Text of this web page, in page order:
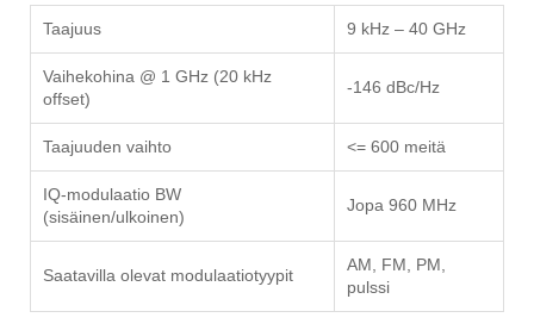
Taajuus 9 kHz – 40 GHz
Vaihekohina @ 1 GHz (20 kHz
offset)
-146 dBc/Hz
Taajuuden vaihto <= 600 meitä
IQ-modulaatio BW
(sisäinen/ulkoinen)
Jopa 960 MHz
Saatavilla olevat modulaatiotyypit
AM, FM, PM,
pulssi